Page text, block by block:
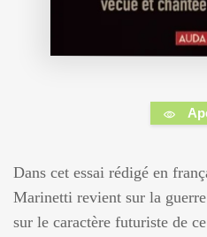
Dans cet essai rédigé en
Marinetti revient sur la
sur le caractère futuriste de